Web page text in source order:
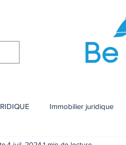
Immobilier juridique